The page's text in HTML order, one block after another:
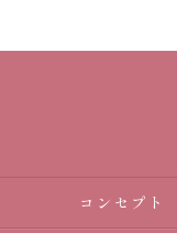
コンセプト